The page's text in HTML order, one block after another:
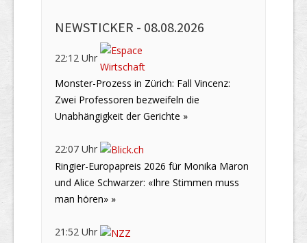
NEWSTICKER - 08.08.2026
22:12 Uhr
Monster-Prozess in Zürich: Fall Vincenz:
Zwei Professoren bezweifeln die
Unabhängigkeit der Gerichte »
22:07 Uhr
Ringier-Europapreis 2026 für Monika Maron
und Alice Schwarzer: «Ihre Stimmen muss
man hören» »
21:52 Uhr